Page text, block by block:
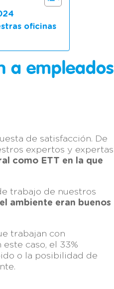
oficinas
a empleados
de satisfacción. De
expertos y expertas
como ETT en la que
trabajo de nuestros
ambiente eran buenos
trabajan con
caso, el 33%
o la posibilidad de